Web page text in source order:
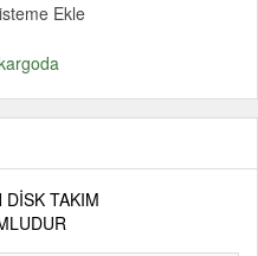
Ekle
TAKIM